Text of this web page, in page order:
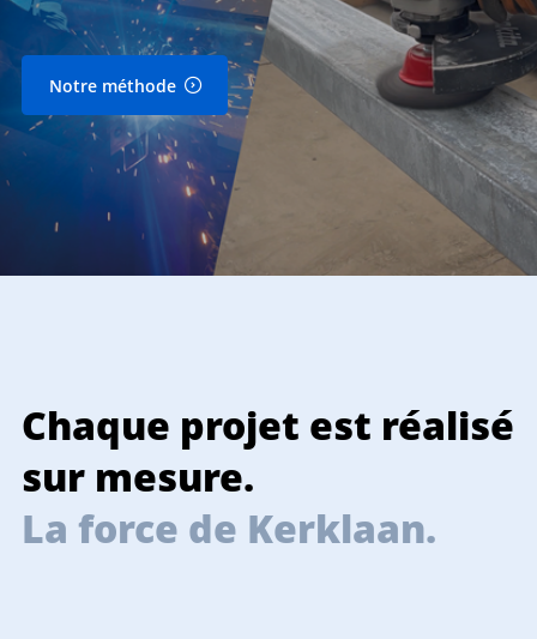
Notre méthode
Chaque projet est réalisé
sur mesure.
La force de Kerklaan.